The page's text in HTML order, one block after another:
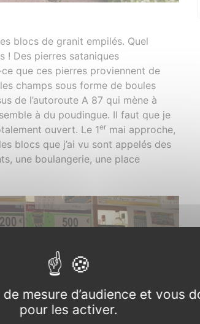
blocs de granit empilés. Quel
! Des pierres sataniques
que ces pierres proviennent de
champs sous forme de boules
de l’autoroute A 87 qui mène à
à du poudingue. Il faut que je
ouvert. Le 1er mai approche,
blocs que j’ai vu sont appelés des
une boulangerie, une place
mesure d’audience et vous
pour les activer.